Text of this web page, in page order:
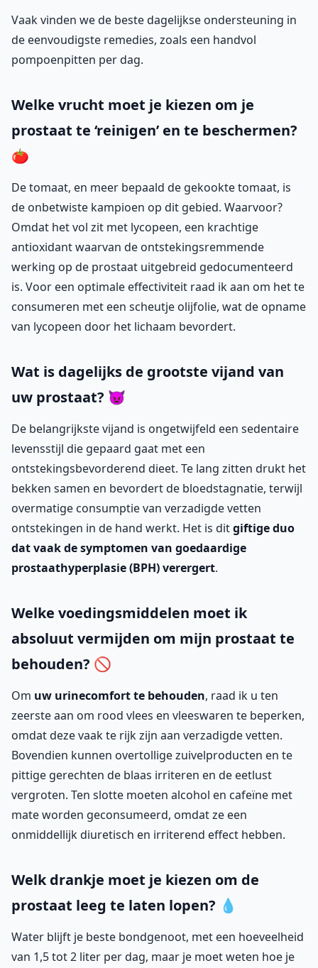
Vaak vinden we de beste dagelijkse ondersteuning in
de eenvoudigste remedies, zoals een handvol
pompoenpitten per dag.
Welke vrucht moet je kiezen om je
prostaat te ‘reinigen’ en te beschermen?
🍅
De tomaat, en meer bepaald de gekookte tomaat, is
de onbetwiste kampioen op dit gebied. Waarvoor?
Omdat het vol zit met lycopeen, een krachtige
antioxidant waarvan de ontstekingsremmende
werking op de prostaat uitgebreid gedocumenteerd
is. Voor een optimale effectiviteit raad ik aan om het te
consumeren met een scheutje olijfolie, wat de opname
van lycopeen door het lichaam bevordert.
Wat is dagelijks de grootste vijand van
uw prostaat? 😈
De belangrijkste vijand is ongetwijfeld een sedentaire
levensstijl die gepaard gaat met een
ontstekingsbevorderend dieet. Te lang zitten drukt het
bekken samen en bevordert de bloedstagnatie, terwijl
overmatige consumptie van verzadigde vetten
ontstekingen in de hand werkt. Het is ditgiftige duo
dat vaak de symptomen van goedaardige
prostaathyperplasie (BPH) verergert.
Welke voedingsmiddelen moet ik
absoluut vermijden om mijn prostaat te
behouden? 🚫
Om uw urinecomfort te behouden, raad ik u ten
zeerste aan om rood vlees en vleeswaren te beperken,
omdat deze vaak te rijk zijn aan verzadigde vetten.
Bovendien kunnen overtollige zuivelproducten en te
pittige gerechten de blaas irriteren en de eetlust
vergroten. Ten slotte moeten alcohol en cafeïne met
mate worden geconsumeerd, omdat ze een
onmiddellijk diuretisch en irriterend effect hebben.
Welk drankje moet je kiezen om de
prostaat leeg te laten lopen? 💧
Water blijft je beste bondgenoot, met een hoeveelheid
van 1,5 tot 2 liter per dag, maar je moet weten hoe je